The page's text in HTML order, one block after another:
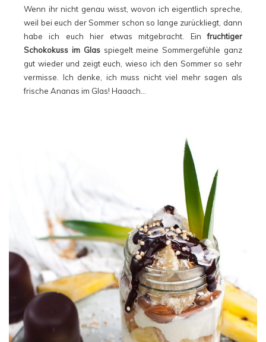
Wenn ihr nicht genau wisst, wovon ich eigentlich spreche,
weil bei euch der Sommer schon so lange zurückliegt, dann
habe ich euch hier etwas mitgebracht. Ein fruchtiger
Schokokuss im Glasspiegelt meine Sommergefühle ganz
gut wieder und zeigt euch, wieso ich den Sommer so sehr
vermisse. Ich denke, ich muss nicht viel mehr sagen als
frische Ananas im Glas! Haaach…